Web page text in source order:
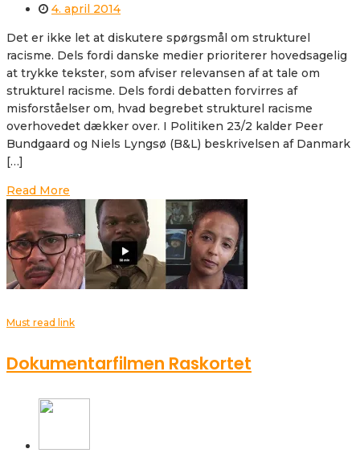
4. april 2014
Det er ikke let at diskutere spørgsmål om strukturel
racisme. Dels fordi danske medier prioriterer hovedsagelig
at trykke tekster, som afviser relevansen af at tale om
strukturel racisme. Dels fordi debatten forvirres af
misforståelser om, hvad begrebet strukturel racisme
overhovedet dækker over. I Politiken 23/2 kalder Peer
Bundgaard og Niels Lyngsø (B&L) beskrivelsen af Danmark
[…]
Read More
Must read link
Dokumentarfilmen Raskortet